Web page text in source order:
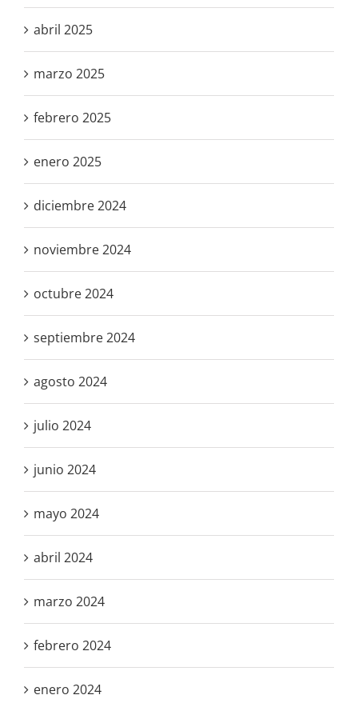
abril 2025
marzo 2025
febrero 2025
enero 2025
diciembre 2024
noviembre 2024
octubre 2024
septiembre 2024
agosto 2024
julio 2024
junio 2024
mayo 2024
abril 2024
marzo 2024
febrero 2024
enero 2024